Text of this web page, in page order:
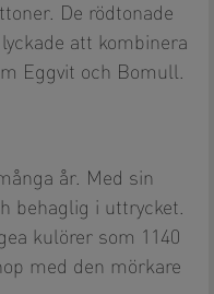
De rödtonade
att kombinera
Eggvit och Bomull.
år. Med sin
behaglig i uttrycket.
kulörer som 1140
med den mörkare